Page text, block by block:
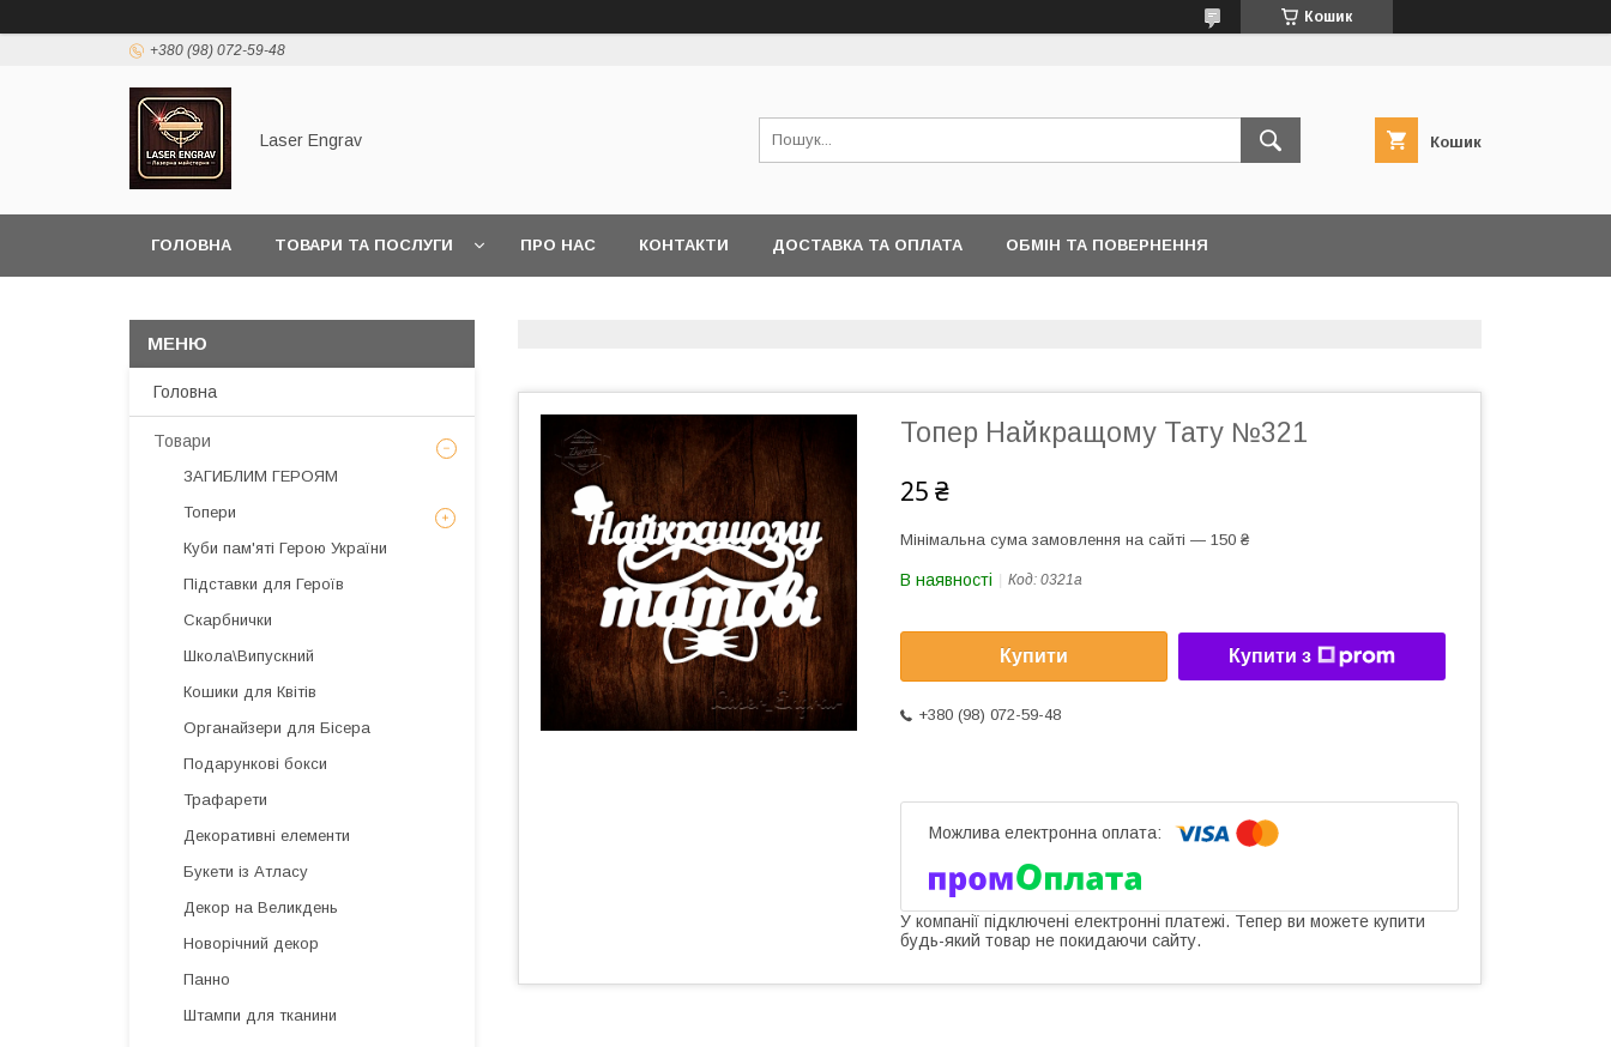
Кошик
+380 (98) 072-59-48
Laser Engrav Кошик
ГОЛОВНА ТОВАРИ ТА ПОСЛУГИ ПРО НАС КОНТАКТИ ДОСТАВКА ТА ОПЛАТА ОБМІН ТА ПОВЕРНЕННЯ
Топер Найкращому Тату №321
25 ₴
Мінімальна сума замовлення на сайті — 150 ₴
В наявності Код: 0321a
Купити Купити з
+380 (98) 072-59-48
У компанії підключені електронні платежі. Тепер ви можете купити
будь-який товар не покидаючи сайту.
Головна
Товари
ЗАГИБЛИМ ГЕРОЯМ
Топери
Куби пам'яті Герою України
Підставки для Героїв
Скарбнички
Школа\Випускний
Кошики для Квітів
Органайзери для Бісера
Подарункові бокси
Трафарети
Декоративні елементи
Букети із Атласу
Декор на Великдень
Новорічний декор
Панно
Штампи для тканини